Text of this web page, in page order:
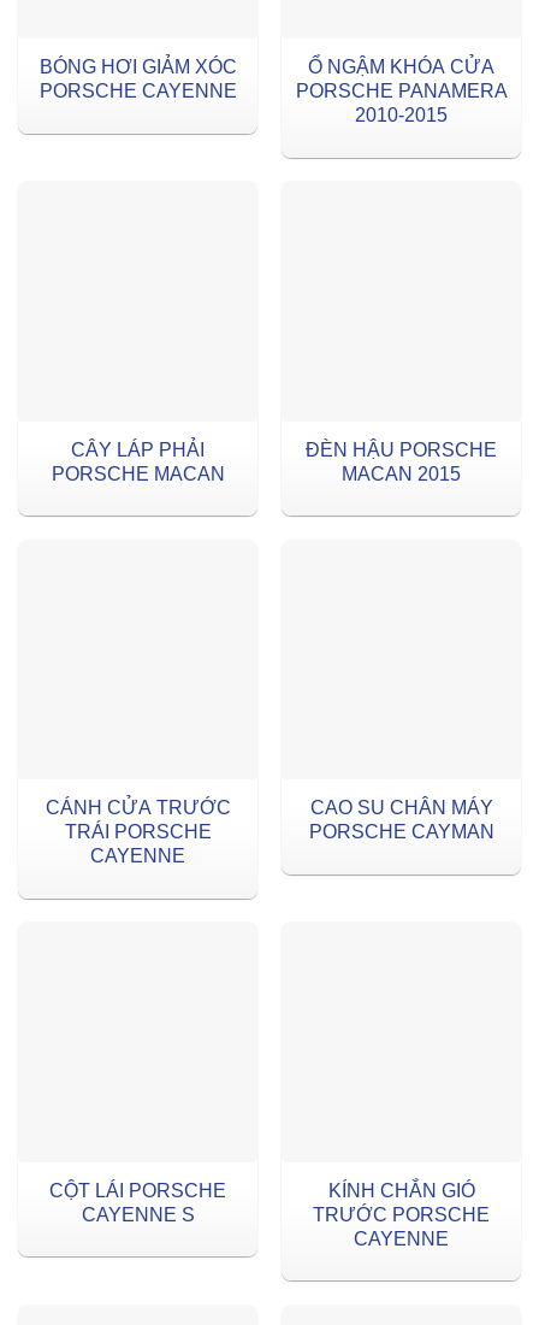
BÓNG HƠI GIẢM XÓC
PORSCHE CAYENNE
Ổ NGẬM KHÓA CỬA
PORSCHE PANAMERA
2010-2015
CÂY LÁP PHẢI
PORSCHE MACAN
ĐÈN HẬU PORSCHE
MACAN 2015
CÁNH CỬA TRƯỚC
TRÁI PORSCHE
CAYENNE
CAO SU CHÂN MÁY
PORSCHE CAYMAN
CỘT LÁI PORSCHE
CAYENNE S
KÍNH CHẮN GIÓ
TRƯỚC PORSCHE
CAYENNE